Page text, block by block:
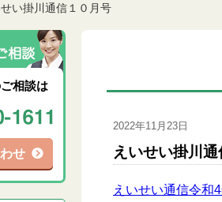
い掛川通信１０月号
2022年11月23日
えいせい掛川
えいせい通信令和
相談は
せ